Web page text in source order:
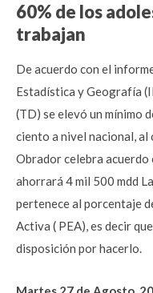
60% de los
trabajan
De acuerdo con el
Estadística y Geografía
(TD) se elevó un mínimo
ciento a nivel nacional, al
Obrador celebra acuerdo
ahorrará 4 mil 500 mdd
pertenece al porcentaje
Activa ( PEA), es decir
disposición por hacerlo.